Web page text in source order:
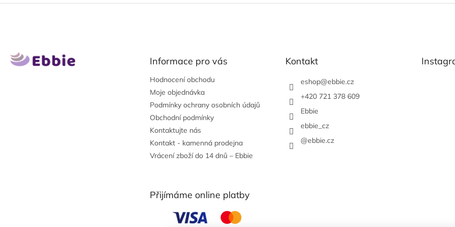
Z
Informace pro vás
Hodnocení obchodu
Moje objednávka
Podmínky ochrany osobních údajů
Obchodní podmínky
Kontaktujte nás
Kontakt - kamenná prodejna
Vrácení zboží do 14 dnů – Ebbie
Kontakt
eshop@ebbie.cz
+420 721 378 609
Ebbie
ebbie_cz
@ebbie.cz
Přijímáme online platby